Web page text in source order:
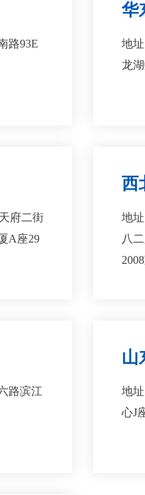
路93E
华
地
龙
府二街
A座29
西
地
八
路滨江
山
地
心J